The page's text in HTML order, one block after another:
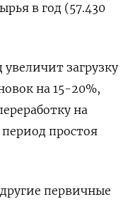
в год (57.430
загрузку
на 15-20%,
на
простоя
первичные